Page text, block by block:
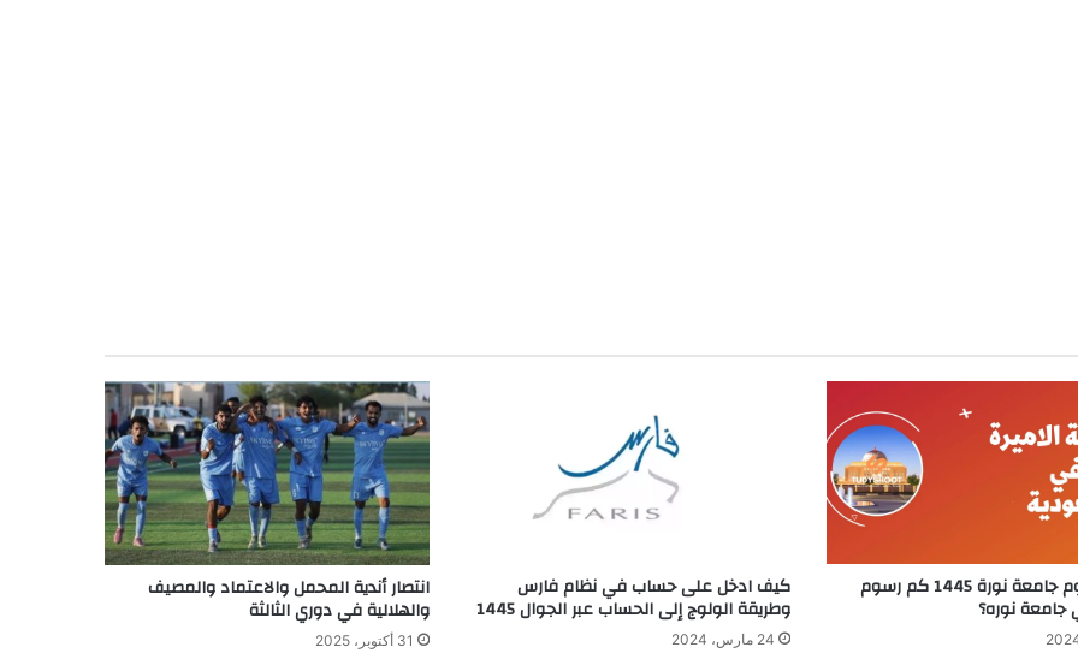
شروط دبلوم جامعة نورة 1445 كم رسوم
جامعة نوره؟
كيف ادخل على حساب في نظام فارس
وطريقة الولوج إلى الحساب عبر الجوال 1445
24 مارس، 2024
انتصار أندية المحمل والاعتماد والمصيف
والهلالية في دوري الثالثة
31 أكتوبر، 2025